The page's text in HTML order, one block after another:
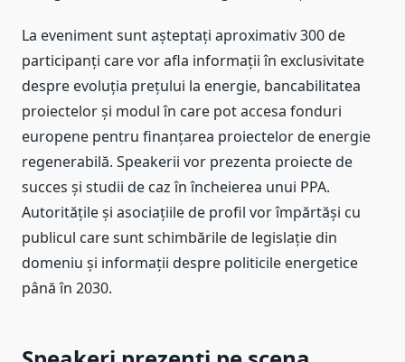
La eveniment sunt așteptați aproximativ 300 de
participanți care vor afla informații în exclusivitate
despre evoluția prețului la energie, bancabilitatea
proiectelor și modul în care pot accesa fonduri
europene pentru finanțarea proiectelor de energie
regenerabilă. Speakerii vor prezenta proiecte de
succes și studii de caz în încheierea unui PPA.
Autoritățile și asociațiile de profil vor împărtăși cu
publicul care sunt schimbările de legislație din
domeniu și informații despre politicile energetice
până în 2030.